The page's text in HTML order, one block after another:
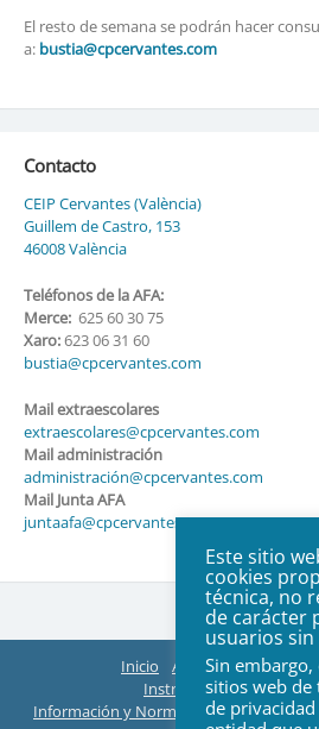
El resto de semana se podrán hacer
a: bustia@cpcervantes.com
Contacto
CEIP Cervantes (València)
Guillem de Castro, 153
46008 València
Teléfonos de la AFA:
Merce:625 60 30 75
Xaro:623 06 31 60
bustia@cpcervantes.com
Mail extraescolares
extraescolares@cpcervantes.com
Mail administración
administración@cpcervantes.com
Mail Junta AFA
juntaafa@cpcervantes.com
Inicio AFA Organización
Instructivos
Información y Normas de Extraescolares
Este sitio
cookies
técnica, no
de carácter
usuarios
Sin embargo,
sitios web de
de privacidad